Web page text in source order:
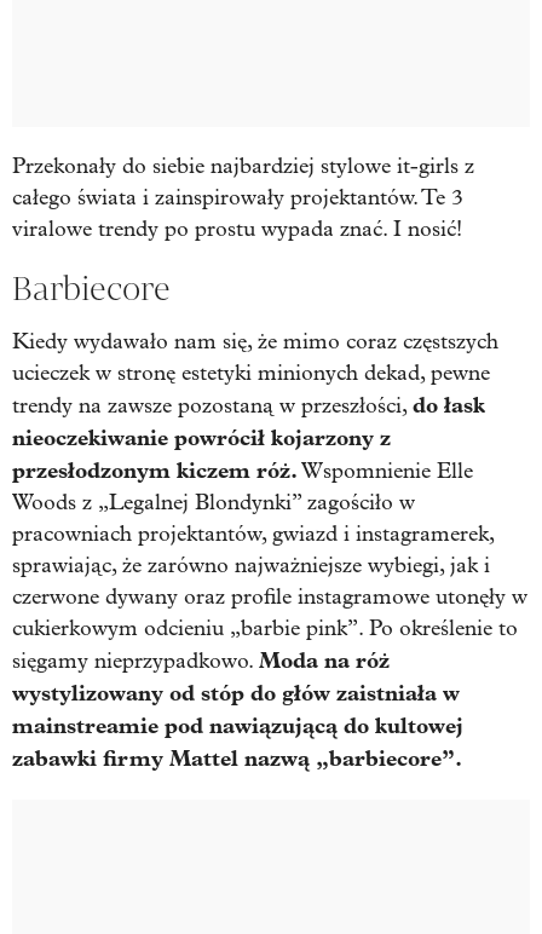
Przekonały do siebie najbardziej stylowe it-girls z
całego świata i zainspirowały projektantów. Te 3
viralowe trendy po prostu wypada znać. I nosić!
Barbiecore
Kiedy wydawało nam się, że mimo coraz częstszych
ucieczek w stronę estetyki minionych dekad, pewne
trendy na zawsze pozostaną w przeszłości,do łask
nieoczekiwanie powrócił kojarzony z
przesłodzonym kiczem róż.Wspomnienie Elle
Woods z „Legalnej Blondynki” zagościło w
pracowniach projektantów, gwiazd i instagramerek,
sprawiając, że zarówno najważniejsze wybiegi, jak i
czerwone dywany oraz profile instagramowe utonęły w
cukierkowym odcieniu „barbie pink”. Po określenie to
sięgamy nieprzypadkowo. Moda na róż
wystylizowany od stóp do głów zaistniała w
mainstreamie pod nawiązującą do kultowej
zabawki firmy Mattel nazwą „barbiecore”.